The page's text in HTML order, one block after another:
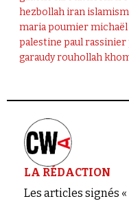
hezbollah iran
maria poumier
palestine paul rassinier
garaudyrouhollah
LA RÉDACTION
Les articles signés